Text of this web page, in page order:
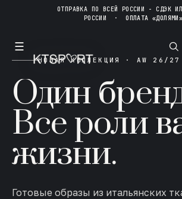
ОТПРАВКА ПО ВСЕЙ РОССИИ - СДЭК
РОССИИ ·ОПЛАТА «ДОЛЯМИ»
☰
НОВАЯ КОЛЛЕКЦИЯ · AW 26/27
Один
Все роли
жизни.
Готовые образы из итальянских